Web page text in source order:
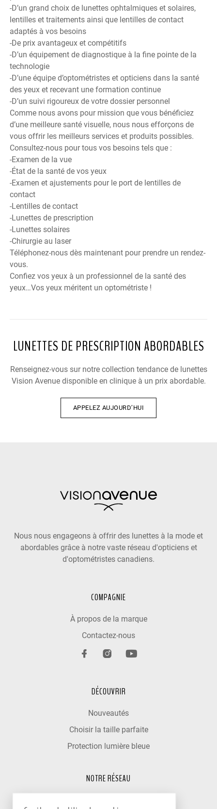
-D’un grand choix de lunettes ophtalmiques et solaires,
lentilles et traitements ainsi que lentilles de contact
adaptés à vos besoins
-De prix avantageux et compétitifs
-D’un équipement de diagnostique à la fine pointe de la
technologie
-D’une équipe d’optométristes et opticiens dans la santé
des yeux et recevant une formation continue
-D’un suivi rigoureux de votre dossier personnel
Comme nous avons pour mission que vous bénéficiez
d’une meilleure santé visuelle, nous nous efforçons de
vous offrir les meilleurs services et produits possibles.
Consultez-nous pour tous vos besoins tels que :
-Examen de la vue
-État de la santé de vos yeux
-Examen et ajustements pour le port de lentilles de
contact
-Lentilles de contact
-Lunettes de prescription
-Lunettes solaires
-Chirurgie au laser
Téléphonez-nous dès maintenant pour prendre un rendez-
vous.
Confiez vos yeux à un professionnel de la santé des
yeux…Vos yeux méritent un optométriste !
LUNETTES DE PRESCRIPTION ABORDABLES
Renseignez-vous sur notre collection tendance de lunettes
Vision Avenue disponible en clinique à un prix abordable.
APPELEZ AUJOURD’HUI
Nous nous engageons à offrir des lunettes à la mode et
abordables grâce à notre vaste réseau d'opticiens et
d'optométristes canadiens.
COMPAGNIE
À propos de la marque
Contactez-nous
DÉCOUVRIR
Nouveautés
Choisir la taille parfaite
Protection lumière bleue
NOTRE RÉSEAU